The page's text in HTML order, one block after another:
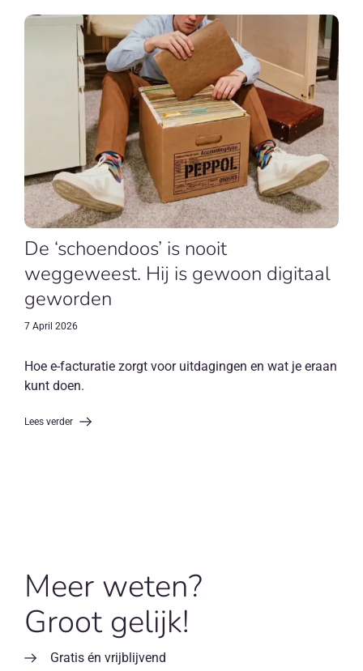
De ‘schoendoos’ is nooit
weggeweest. Hij is gewoon digitaal
geworden
7 April 2026
Hoe e-facturatie zorgt voor uitdagingen en wat je eraan
kunt doen.
Lees verder
Meer weten?
Groot gelijk!
Gratis én vrijblijvend